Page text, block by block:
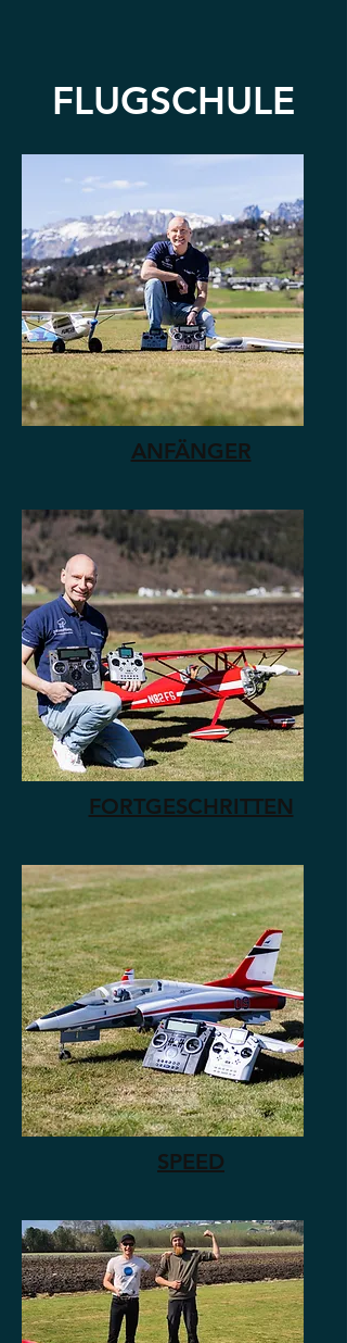
FLUGSCHULE
ANFÄNGER
FORTGESCHRITTEN
SPEED